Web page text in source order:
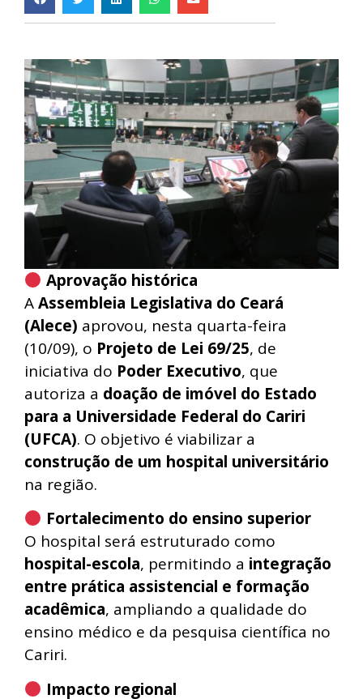
Aprovação histórica
AAssembleia Legislativa do Ceará
(Alece) aprovou, nesta quarta-feira
(10/09), o Projeto de Lei 69/25, de
iniciativa do Poder Executivo, que
autoriza a doação de imóvel do Estado
para a Universidade Federal do Cariri
(UFCA). O objetivo é viabilizar a
construção de um hospital universitário
na região.
Fortalecimento do ensino superior
O hospital será estruturado como
hospital-escola, permitindo a integração
entre prática assistencial e formação
acadêmica, ampliando a qualidade do
ensino médico e da pesquisa científica no
Cariri.
Impacto regional